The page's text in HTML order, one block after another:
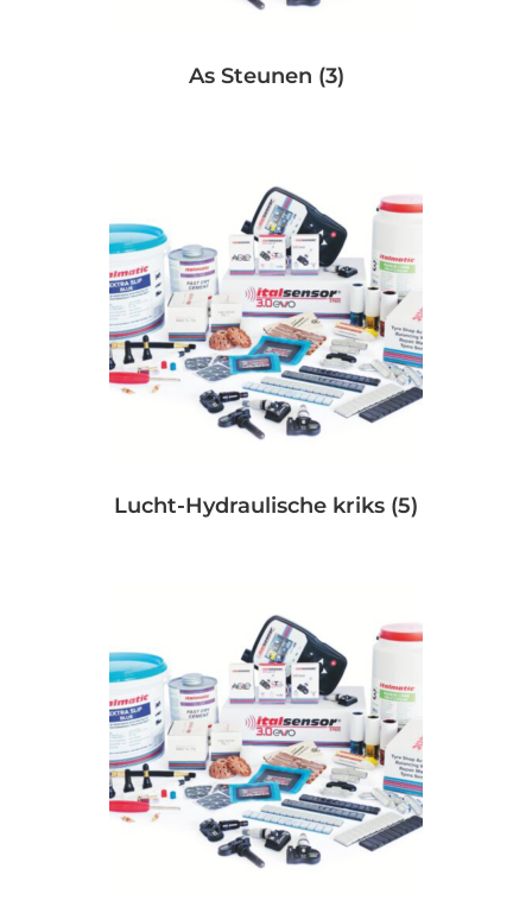
As Steunen (3)
Lucht-Hydraulische kriks (5)